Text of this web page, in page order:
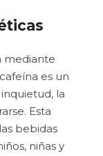
mediante
es un
la
Esta
bebidas
niñas y